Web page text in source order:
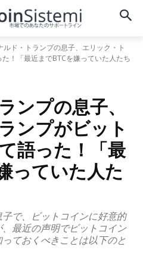
ルド・トランプの息子、エリック・ト
！「最近までBTCを嫌っていた人たち
ンプの息子、
ンプがビット
語った！「最
っていた人た
で、ビットコインに好意的
最近の声明でビットコイン
ておくべきことは以下のと